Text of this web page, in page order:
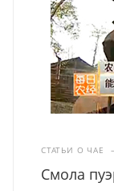
СТАТЬИ О ЧАЕ
Смола